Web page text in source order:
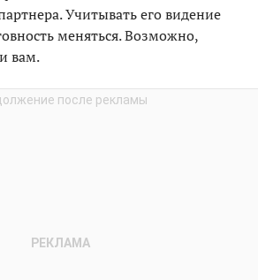
Учитывать его видение
меняться. Возможно,
вам.